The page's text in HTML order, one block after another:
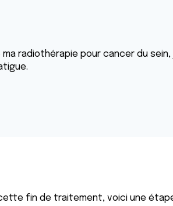
radiothérapie pour cancer du sein,
fin de traitement, voici une